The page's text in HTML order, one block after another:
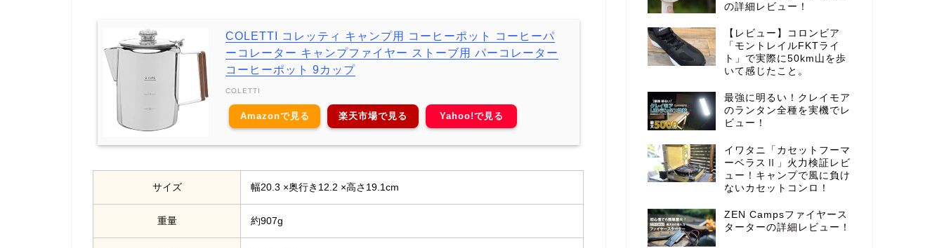
COLETTI コレッティ キャンプ用 コーヒーポット コーヒーパ
ーコレーター キャンプファイヤー ストーブ用 パーコレーター
コーヒーポット 9カップ
COLETTI
Amazonで見る 楽天市場で見る Yahoo!で見る
サイズ 幅20.3 ×奥行き12.2 ×高さ19.1cm
重量 約907g
の詳細レビュー！
【レビュー】コロンビア
「モントレイルFKTライ
ト」で実際に50km山を歩
いて感じたこと。
最強に明るい！クレイモア
のランタン全種を実機でレ
ビュー！
イワタニ「カセットフーマ
ーベラスⅡ」火力検証レビ
ュー！キャンプで風に負け
ないカセットコンロ！
ZEN Campsファイヤース
ターターの詳細レビュー！